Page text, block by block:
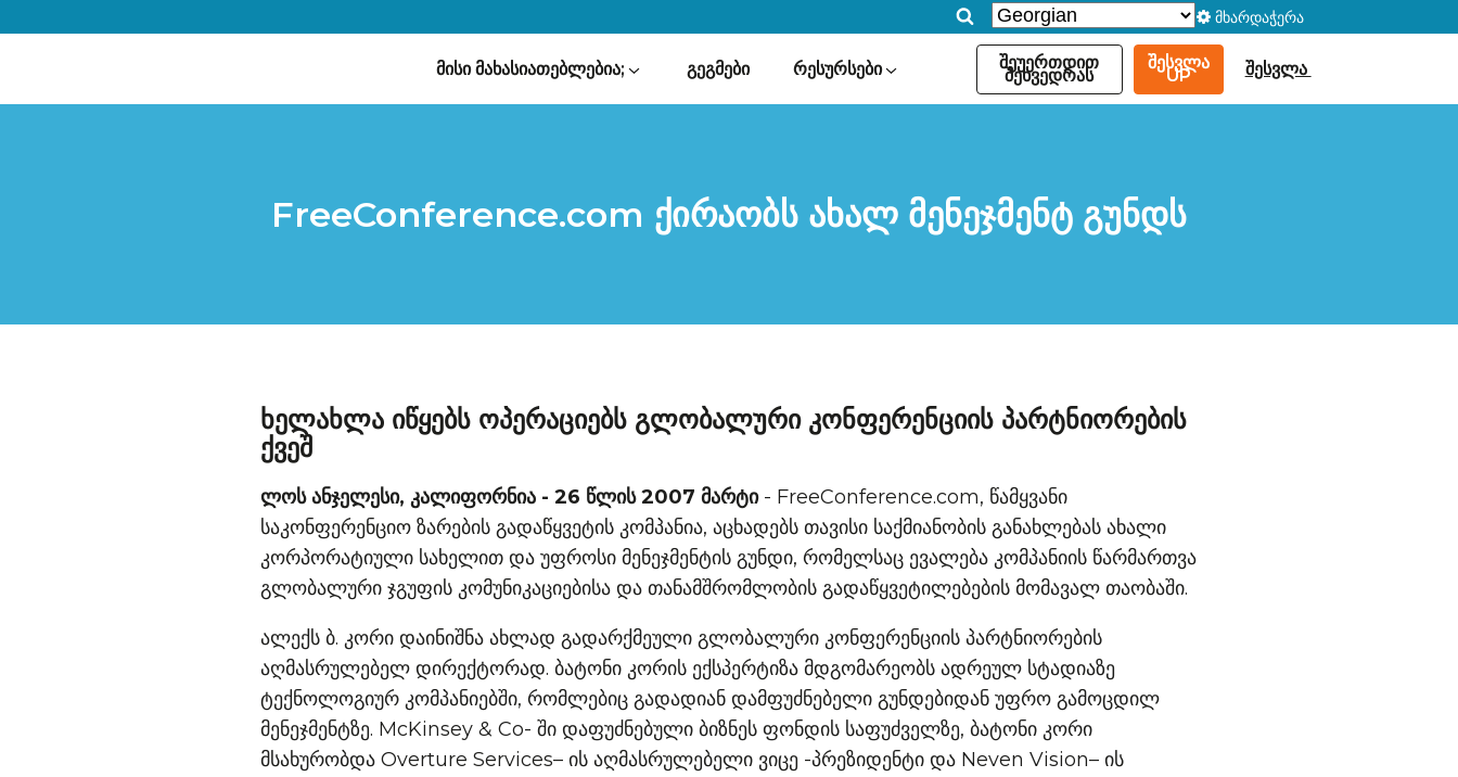
მხარდაჭერა
მისი მახასიათებლებია; გეგმები რესურსები შეუერთდით
შეხვედრას
ᲨᲔᲡᲕᲚᲐ
UP შესვლა
FreeConference.com ქირაობს ახალ მენეჯმენტ გუნდს
ხელახლა იწყებს ოპერაციებს გლობალური კონფერენციის პარტნიორების
ქვეშ
ლოს ანჯელესი, კალიფორნია - 26 წლის 2007 მარტი- FreeConference.com, წამყვანი
საკონფერენციო ზარების გადაწყვეტის კომპანია, აცხადებს თავისი საქმიანობის განახლებას ახალი
კორპორატიული სახელით და უფროსი მენეჯმენტის გუნდი, რომელსაც ევალება კომპანიის წარმართვა
გლობალური ჯგუფის კომუნიკაციებისა და თანამშრომლობის გადაწყვეტილებების მომავალ თაობაში.
ალექს ბ. კორი დაინიშნა ახლად გადარქმეული გლობალური კონფერენციის პარტნიორების
აღმასრულებელ დირექტორად. ბატონი კორის ექსპერტიზა მდგომარეობს ადრეულ სტადიაზე
ტექნოლოგიურ კომპანიებში, რომლებიც გადადიან დამფუძნებელი გუნდებიდან უფრო გამოცდილ
მენეჯმენტზე. McKinsey & Co- ში დაფუძნებული ბიზნეს ფონდის საფუძველზე, ბატონი კორი
მსახურობდა Overture Services– ის აღმასრულებელი ვიცე -პრეზიდენტი და Neven Vision– ის